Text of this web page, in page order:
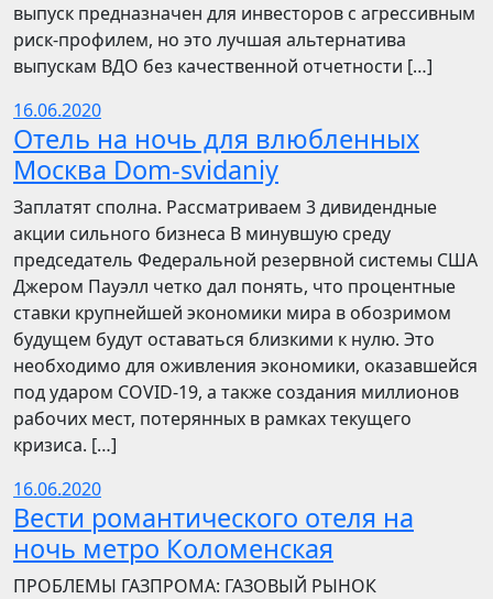
выпуск предназначен для инвесторов с агрессивным
риск-профилем, но это лучшая альтернатива
выпускам ВДО без качественной отчетности […]
16.06.2020
Отель на ночь для влюбленных
Москва Dom-svidaniy
Заплатят сполна. Рассматриваем 3 дивидендные
акции сильного бизнеса В минувшую среду
председатель Федеральной резервной системы США
Джером Пауэлл четко дал понять, что процентные
ставки крупнейшей экономики мира в обозримом
будущем будут оставаться близкими к нулю. Это
необходимо для оживления экономики, оказавшейся
под ударом COVID-19, а также создания миллионов
рабочих мест, потерянных в рамках текущего
кризиса. […]
16.06.2020
Вести романтического отеля на
ночь метро Коломенская
ПРОБЛЕМЫ ГАЗПРОМА: ГАЗОВЫЙ РЫНОК